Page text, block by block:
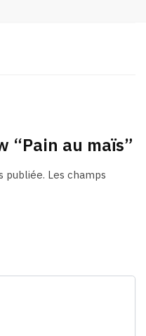
“Pain au maïs”
publiée. Les champs